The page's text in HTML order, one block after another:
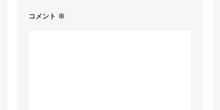
コメント ※